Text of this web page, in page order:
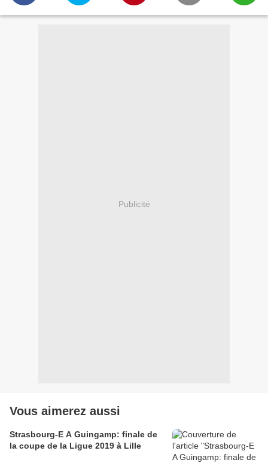
Publicité
Vous aimerez aussi
Strasbourg-E A Guingamp: finale de
la coupe de la Ligue 2019 à Lille